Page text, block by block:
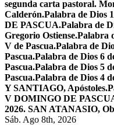
segunda carta pastoral.
Calderón.Palabra de Dios
DE PASCUA.Palabra de
Gregorio Ostiense.Palabra
V de Pascua.Palabra de
Pascua.Palabra de Dios 6
Pascua.Palabra de Dios 5
Pascua.Palabra de Dios 4
Y SANTIAGO, Apóstoles.
V DOMINGO DE
2026. SAN ATANASIO,
Sáb. Ago 8th, 2026